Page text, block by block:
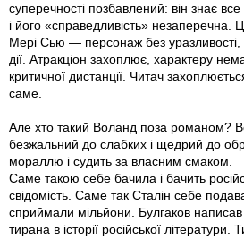
суперечності позбавлений: він знає
і його «справедливість» незаперечна.
Мері Сью — персонаж без уразливості,
дії. Атракціон захоплює, характеру
критичної дистанції. Читач
саме.
Але хто такий Воланд поза романом?
безжальний до слабких і щедрий до
мораллю і судить за власним смаком.
Саме такою себе бачила і бачить
свідомість. Саме так Сталін себе
сприймали мільйони. Булгаков
тирана в історії російської